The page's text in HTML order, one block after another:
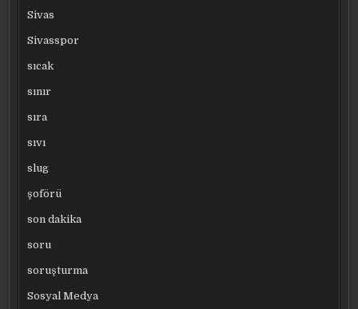
Sivas
Sivasspor
sıcak
sınır
sıra
sıvı
slug
şoförü
son dakika
soru
soruşturma
Sosyal Medya